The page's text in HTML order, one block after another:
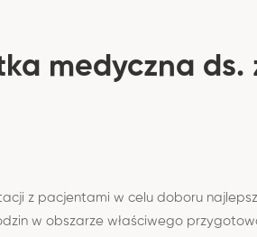
z pacjentami w celu doboru
w obszarze właściwego